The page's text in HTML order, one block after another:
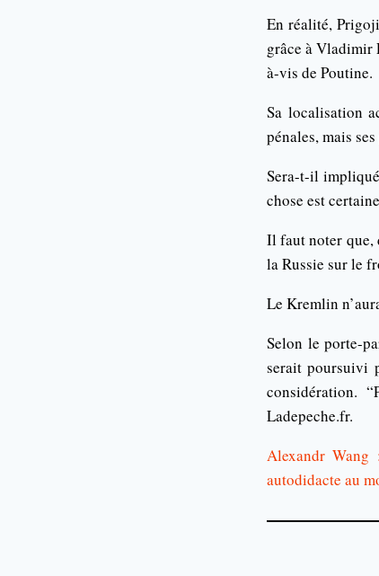
En réalité,
grâce à Vladimir
à-vis de Poutine.
Sa localisation
pénales, mais
Sera-t-il
chose est
Il faut noter que,
la Russie sur le
Le Kremlin
Selon le porte-
serait poursuivi
considération.
Ladepeche.fr.
Alexandr
autodidacte au